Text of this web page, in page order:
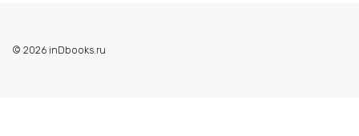
© 2026 inDbooks.ru